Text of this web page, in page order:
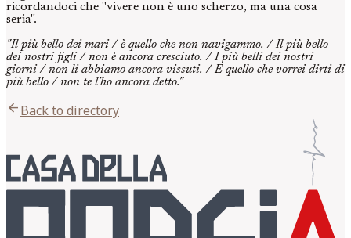
ricordandoci che "vivere non è uno scherzo, ma una cosa
seria".
"Il più bello dei mari / è quello che non navigammo. / Il più bello
dei nostri figli / non è ancora cresciuto. / I più belli dei nostri
giorni / non li abbiamo ancora vissuti. / E quello che vorrei dirti di
più bello / non te l'ho ancora detto."
arrow_backBack to directory